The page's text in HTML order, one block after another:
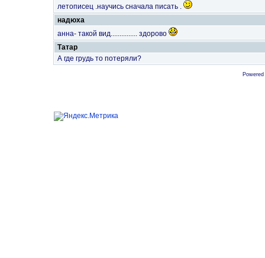
летописец .научись сначала писать .
надюха
анна- такой вид............... здорово
Татар
А где грудь то потеряли?